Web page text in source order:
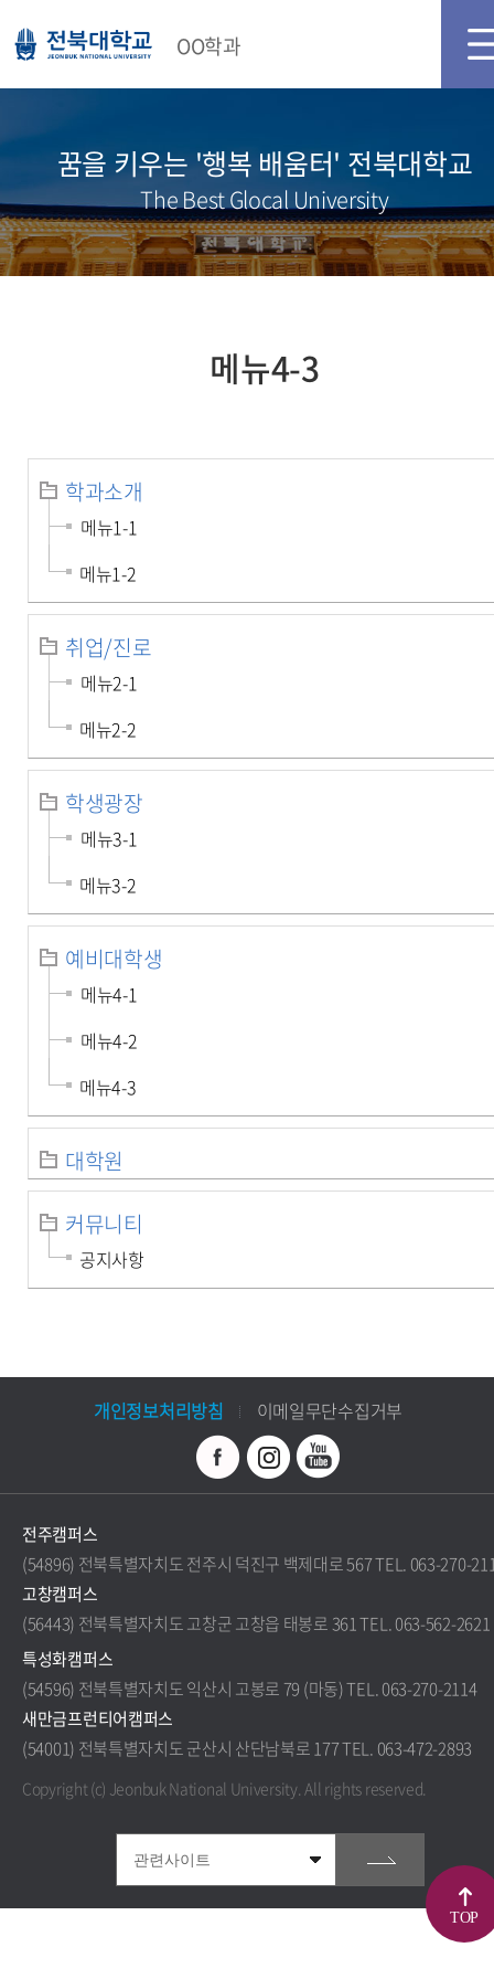
OO학과
꿈을 키우는 '행복 배움터' 전북대학교
The Best Glocal University
메뉴4-3
학과소개
메뉴1-1
메뉴1-2
취업/진로
메뉴2-1
메뉴2-2
학생광장
메뉴3-1
메뉴3-2
예비대학생
메뉴4-1
메뉴4-2
메뉴4-3
대학원
커뮤니티
공지사항
개인정보처리방침 이메일무단수집거부
전주캠퍼스
(54896) 전북특별자치도 전주시 덕진구 백제대로 567 TEL. 063-270-
고창캠퍼스
(56443) 전북특별자치도 고창군 고창읍 태봉로 361 TEL. 063-562-2621
특성화캠퍼스
(54596) 전북특별자치도 익산시 고봉로 79 (마동) TEL. 063-270-2114
새만금프런티어캠퍼스
(54001) 전북특별자치도 군산시 산단남북로 177 TEL. 063-472-2893
Copyright (c) Jeonbuk National University.All rights reserved.
TOP